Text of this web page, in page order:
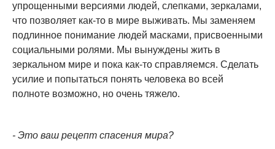
упрощенными версиями людей, слепками, зеркалами,
что позволяет как-то в мире выживать. Мы заменяем
подлинное понимание людей масками, присвоенными
социальными ролями. Мы вынуждены жить в
зеркальном мире и пока как-то справляемся. Сделать
усилие и попытаться понять человека во всей
полноте возможно, но очень тяжело.
- Это ваш рецепт спасения мира?